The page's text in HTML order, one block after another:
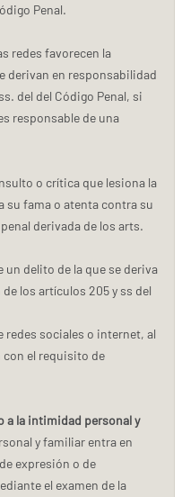
Penal.
redes favorecen la
derivan en responsabilidad
del del Código Penal, si
responsable de una
o crítica que lesiona la
su fama o atenta contra su
derivada de los arts.
un delito de la que se deriva
los artículos 205 y ss del
redes sociales o internet, al
con el requisito de
a la intimidad personal y
y familiar entra en
expresión o de
el examen de la